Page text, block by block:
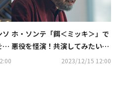
ソ
起
ホ・ソンテ「餌＜ミッキ＞」で
悪役を怪演！共演してみたい日
本俳優は木村拓哉“子供の頃か
2023/12/15 12:00